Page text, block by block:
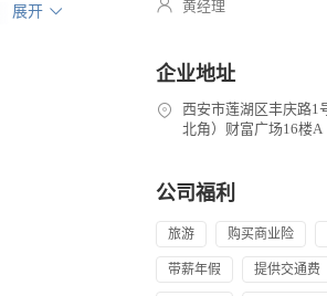
品牌：
的销售
展开 黄经理
企业地址
西安市莲湖区丰庆路1
北角）财富广场16楼A
公司福利
旅游 购买商业险
带薪年假 提供交通费